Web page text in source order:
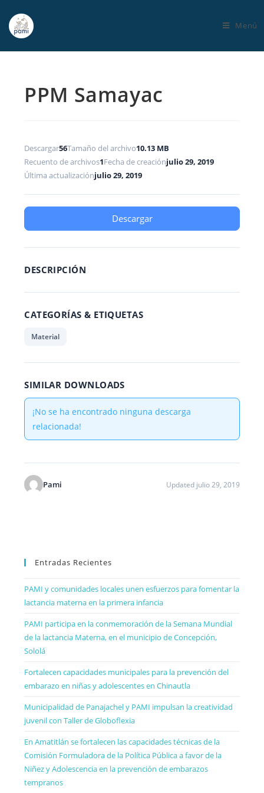
Menú
PPM Samayac
Descargar56Tamaño del archivo10.13 MB
Recuento de archivos1Fecha de creaciónjulio 29, 2019
Última actualizaciónjulio 29, 2019
Descargar
DESCRIPCIÓN
CATEGORÍAS & ETIQUETAS
Material
SIMILAR DOWNLOADS
¡No se ha encontrado ninguna descarga
relacionada!
Pami Updated julio 29, 2019
Entradas Recientes
PAMI y comunidades locales unen esfuerzos para fomentar la
lactancia materna en la primera infancia
PAMI participa en la conmemoración de la Semana Mundial
de la lactancia Materna, en el municipio de Concepción,
Sololá
Fortalecen capacidades municipales para la prevención del
embarazo en niñas y adolescentes en Chinautla
Municipalidad de Panajachel y PAMI impulsan la creatividad
juvenil con Taller de Globoflexia
En Amatitlán se fortalecen las capacidades técnicas de la
Comisión Formuladora de la Política Pública a favor de la
Niñez y Adolescencia en la prevención de embarazos
tempranos